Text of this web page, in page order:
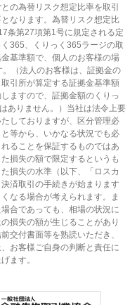
の為替リスク想定比率を取引
なります。為替リスク想定比
条第27項第1号に規定される定
365、くりっく365ラージの取
基準額で、個人のお客様の場
（法人のお客様は、証拠金の
引所が算定する証拠金基準額
ますので、証拠金額のくりっ
ありません。）当社は法令上要
しておりますが、区分管理必
等から、いかなる状況でも必
ることを保証するものではあ
損失の額で限定するというも
損失の水準（以下、「ロスカ
済取引の手続きが始まります
なる場合が考えられます。ま
合であっても、相場の状況に
損失の額が生じることがあり
交付書面等を熟読いただき、
お客様ご自身の判断と責任に
ます。